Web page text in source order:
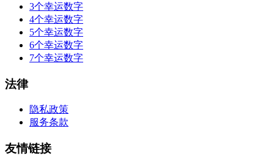
3个幸运数字
4个幸运数字
5个幸运数字
6个幸运数字
7个幸运数字
法律
隐私政策
服务条款
友情链接